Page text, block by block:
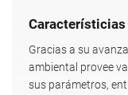
Gracias a su
ambiental provee
sus parámetros,